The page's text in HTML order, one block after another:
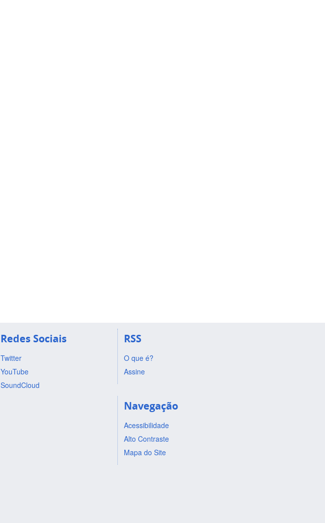
Redes Sociais
Twitter
YouTube
SoundCloud
RSS
O que é?
Assine
Navegação
Acessibilidade
Alto Contraste
Mapa do Site